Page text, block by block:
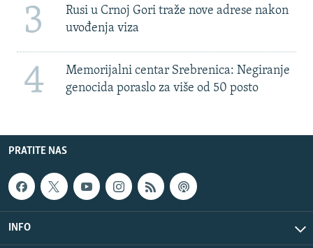
3
Rusi u Crnoj Gori traže nove adrese nakon
uvođenja viza
4
Memorijalni centar Srebrenica: Negiranje
genocida poraslo za više od 50 posto
PRATITE NAS
INFO